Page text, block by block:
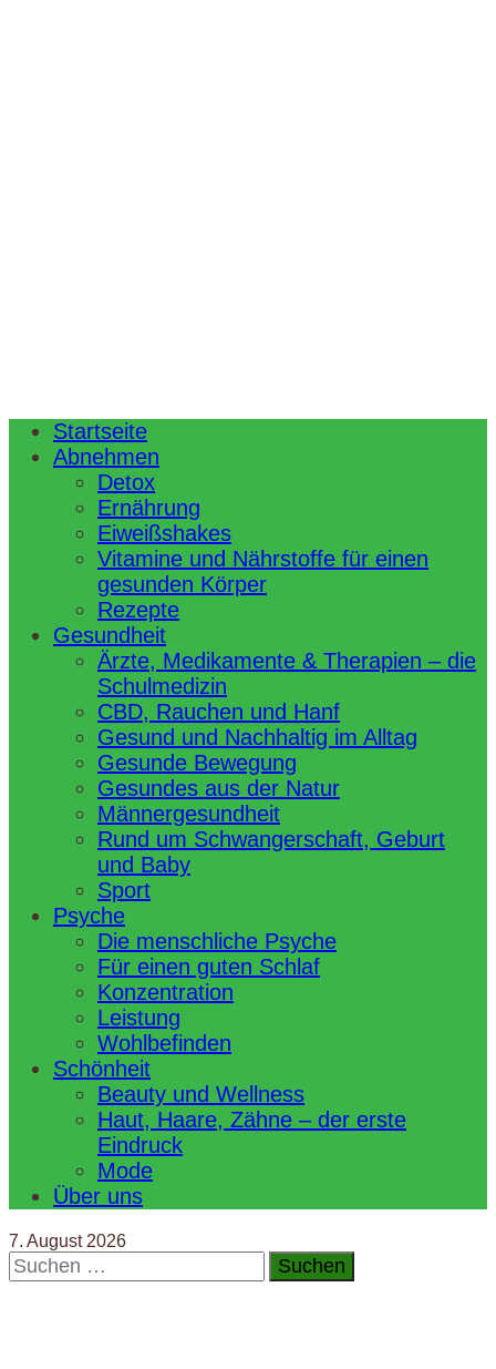
Startseite
Abnehmen
Detox
Ernährung
Eiweißshakes
Vitamine und Nährstoffe für einen
gesunden Körper
Rezepte
Gesundheit
Ärzte, Medikamente & Therapien – die
Schulmedizin
CBD, Rauchen und Hanf
Gesund und Nachhaltig im Alltag
Gesunde Bewegung
Gesundes aus der Natur
Männergesundheit
Rund um Schwangerschaft, Geburt
und Baby
Sport
Psyche
Die menschliche Psyche
Für einen guten Schlaf
Konzentration
Leistung
Wohlbefinden
Schönheit
Beauty und Wellness
Haut, Haare, Zähne – der erste
Eindruck
Mode
Über uns
7. August 2026
Suchen
nach: